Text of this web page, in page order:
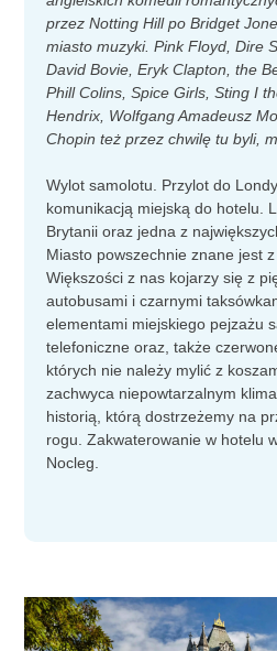
przez Notting Hill po Bridget
miasto muzyki. Pink Floyd, Dire
David Bovie, Eryk Clapton, the
Phill Colins, Spice Girls, Sting I
Hendrix, Wolfgang Amadeusz
Chopin też przez chwilę tu byli,
Wylot samolotu. Przylot do
komunikacją miejską do hotelu.
Brytanii oraz jedna z
Miasto powszechnie znane jest
Większości z nas kojarzy się z
autobusami i czarnymi
elementami miejskiego pejzażu
telefoniczne oraz, także
których nie należy mylić z
zachwyca niepowtarzalnym
historią, którą dostrzeżemy na
rogu. Zakwaterowanie w hotelu
Nocleg.